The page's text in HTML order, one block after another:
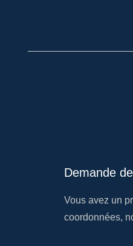
Demande
Vous avez un
coordonnées,